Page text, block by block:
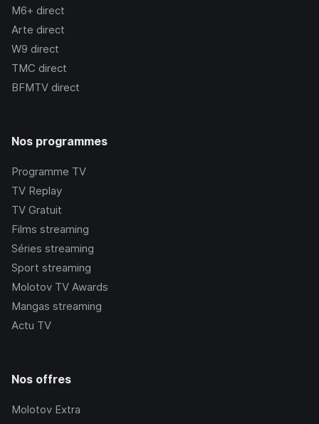
M6+ direct
Arte direct
W9 direct
TMC direct
BFMTV direct
Nos programmes
Programme TV
TV Replay
TV Gratuit
Films streaming
Séries streaming
Sport streaming
Molotov TV Awards
Mangas streaming
Actu TV
Nos offres
Molotov Extra